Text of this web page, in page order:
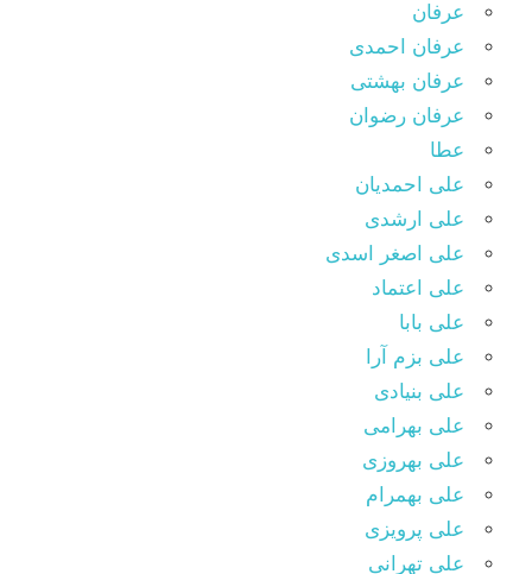
عرفان
عرفان احمدی
عرفان بهشتی
عرفان رضوان
عطا
علی احمدیان
علی ارشدی
علی اصغر اسدی
علی اعتماد
علی بابا
علی بزم آرا
علی بنیادی
علی بهرامی
علی بهروزی
علی بهمرام
علی پرویزی
علی تهرانی